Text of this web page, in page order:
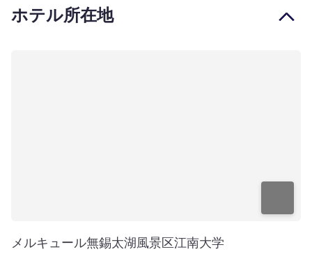
ホテル所在地
メルキュール無錫太湖風景区江南大学